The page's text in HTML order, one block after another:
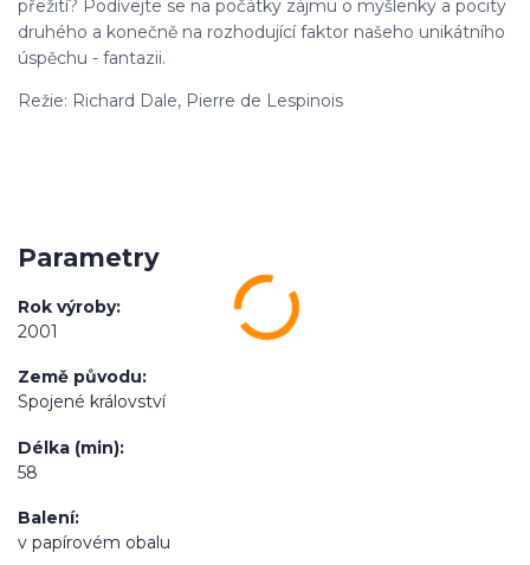
přežití? Podívejte se na počátky zájmu o myšlenky a pocity
druhého a konečně na rozhodující faktor našeho unikátního
úspěchu - fantazii.
Režie: Richard Dale, Pierre de Lespinois
Parametry
Rok výroby
2001
Země původu
Spojené království
Délka (min)
58
Balení
v papírovém obalu